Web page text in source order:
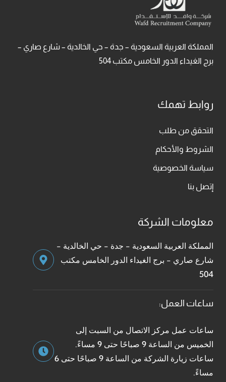
المملكة العربية السعودية – جدة – حي الخالدية – شارع صاري –
برج الغيداء الدور الخامس مكتب 504
روابط تهمك
التحقق من طلب
الشروط والأحكام
سياسة الخصوصية
إتصل بنا
معلومات الشركة
المملكة العربية السعودية - جدة - حي الخالدية -
شارع صاري - برج الغيداء الدور الخامس مكتب
504
ساعات العمل:
ساعات عمل مركز الاتصال من السبت إلى
الخميس من الساعة 9 صباحًا حتى 9 مساءً.
ساعات زيارة الشركة من الساعة 9 صباحًا حتى 6
مساءً.